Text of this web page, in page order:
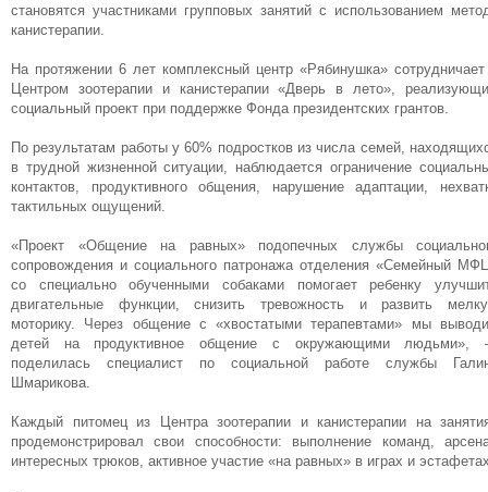
становятся участниками групповых занятий с использованием
канистерапии.
На протяжении 6 лет комплексный центр «Рябинушка»
Центром зоотерапии и канистерапии «Дверь в лето»,
социальный проект при поддержке Фонда президентских грантов.
По результатам работы у 60% подростков из числа семей,
в трудной жизненной ситуации, наблюдается ограничение
контактов, продуктивного общения, нарушение адаптации,
тактильных ощущений.
«Проект «Общение на равных» подопечных службы
сопровождения и социального патронажа отделения «Семейный
со специально обученными собаками помогает ребенку
двигательные функции, снизить тревожность и развить
моторику. Через общение с «хвостатыми терапевтами» мы
детей на продуктивное общение с окружающими людьми»,
поделилась специалист по социальной работе службы
Шмарикова.
Каждый питомец из Центра зоотерапии и канистерапии на
продемонстрировал свои способности: выполнение команд,
интересных трюков, активное участие «на равных» в играх и